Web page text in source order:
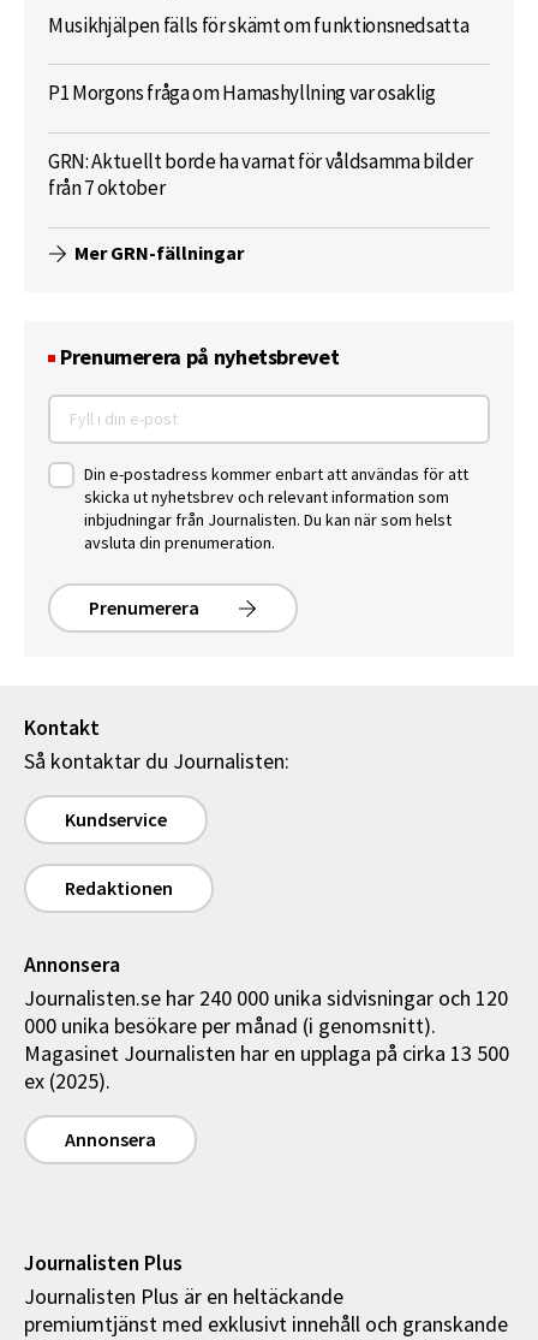
Musikhjälpen fälls för skämt om funktionsnedsatta
P1 Morgons fråga om Hamashyllning var osaklig
GRN: Aktuellt borde ha varnat för våldsamma bilder
från 7 oktober
Mer GRN-fällningar
Prenumerera på nyhetsbrevet
Din e-postadress kommer enbart att användas för att
skicka ut nyhetsbrev och relevant information som
inbjudningar från Journalisten. Du kan när som helst
avsluta din prenumeration.
Prenumerera
Kontakt
Så kontaktar du Journalisten:
Kundservice
Redaktionen
Annonsera
Journalisten.se har 240 000 unika sidvisningar och 120
000 unika besökare per månad (i genomsnitt).
Magasinet Journalisten har en upplaga på cirka 13 500
ex (2025).
Annonsera
Journalisten Plus
Journalisten Plus är en heltäckande
premiumtjänst med exklusivt innehåll och granskande